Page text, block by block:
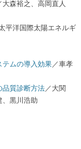
大森裕之、高岡直人
平洋国際太陽エネルギ
テムの導入効果／車孝
品質診断方法／大関
黒川浩助